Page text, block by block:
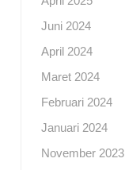
Juni 2024
April 2024
Maret 2024
Februari 2024
Januari 2024
November 2023